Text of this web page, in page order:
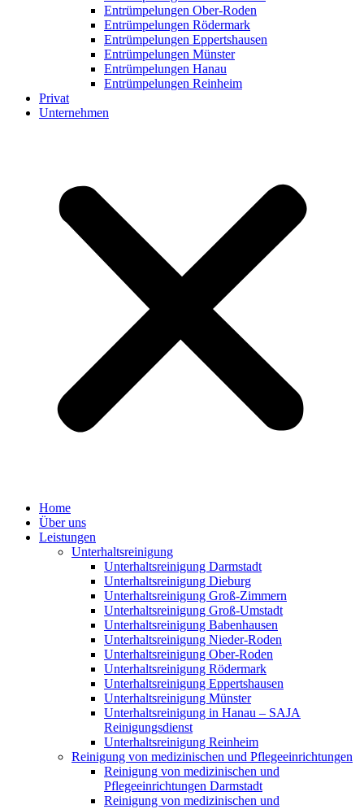
Entrümpelungen Ober-Roden
Entrümpelungen Rödermark
Entrümpelungen Eppertshausen
Entrümpelungen Münster
Entrümpelungen Hanau
Entrümpelungen Reinheim
Privat
Unternehmen
Home
Über uns
Leistungen
Unterhaltsreinigung
Unterhaltsreinigung Darmstadt
Unterhaltsreinigung Dieburg
Unterhaltsreinigung Groß-Zimmern
Unterhaltsreinigung Groß-Umstadt
Unterhaltsreinigung Babenhausen
Unterhaltsreinigung Nieder-Roden
Unterhaltsreinigung Ober-Roden
Unterhaltsreinigung Rödermark
Unterhaltsreinigung Eppertshausen
Unterhaltsreinigung Münster
Unterhaltsreinigung in Hanau – SAJA
Reinigungsdienst
Unterhaltsreinigung Reinheim
Reinigung von medizinischen und Pflegeeinrichtungen
Reinigung von medizinischen und
Pflegeeinrichtungen Darmstadt
Reinigung von medizinischen und